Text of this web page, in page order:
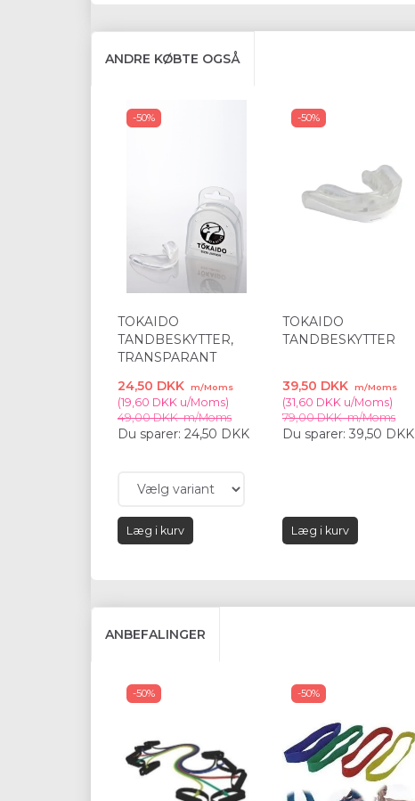
ANDRE KØBTE OGSÅ
-50%
TOKAIDO
TANDBESKYTTER,
TRANSPARANT
24,50 DKK
m/Moms
(19,60 DKK u/Moms)
49,00 DKKm/Moms
Du sparer: 24,50 DKK
Læg i kurv
-50%
TOKAIDO
TANDBESKYTTER
39,50 DKK m/Moms
(31,60 DKK u/Moms)
79,00 DKKm/Moms
Du sparer: 39,50 DKK
Læg i kurv
ANBEFALINGER
-50% -50%